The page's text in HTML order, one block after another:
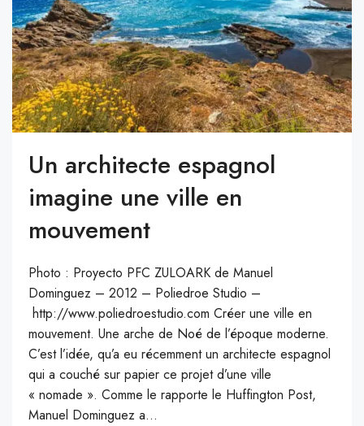
Un architecte espagnol
imagine une ville en
mouvement
Photo : Proyecto PFC ZULOARK de Manuel
Dominguez – 2012 – Poliedroe Studio –
http://www.poliedroestudio.com Créer une ville en
mouvement. Une arche de Noé de l’époque moderne.
C’est l’idée, qu’a eu récemment un architecte espagnol
qui a couché sur papier ce projet d’une ville
« nomade ». Comme le rapporte le Huffington Post,
Manuel Dominguez a...